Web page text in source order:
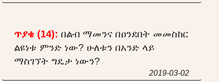
ጥያቄ (14): በልብ ማመንና በዐንደበት መመስከር
ልዩነቱ ምንድ ነው? ሁለቱን በአንድ ላይ
ማስገኘት ግዴታ ነውን?
2019-03-02